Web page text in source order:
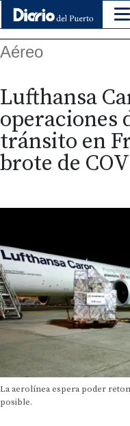
Aéreo
Lufthansa
operaciones
tránsito en
brote de
La aerolínea espera poder
posible.